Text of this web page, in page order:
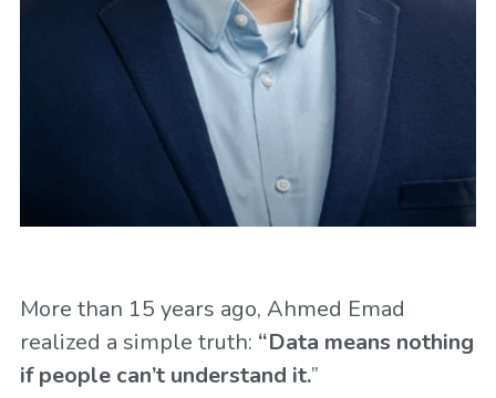
More than 15 years ago, Ahmed Emad
realized a simple truth: “Data means nothing
if people can’t understand it.”